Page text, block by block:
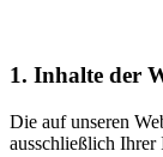
1. Inhalte der
Die auf unseren
ausschließlich Ihrer